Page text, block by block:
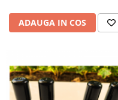
ADAUGA IN COS